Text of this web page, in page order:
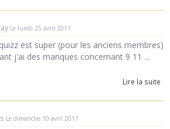
Le lundi 25 avril 2011
est super (pour les anciens membres)
j'ai des manques concernant 9 11 ...
Lire la suite
Le dimanche 10 avril 2011